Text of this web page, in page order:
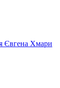
Євгена Хмари